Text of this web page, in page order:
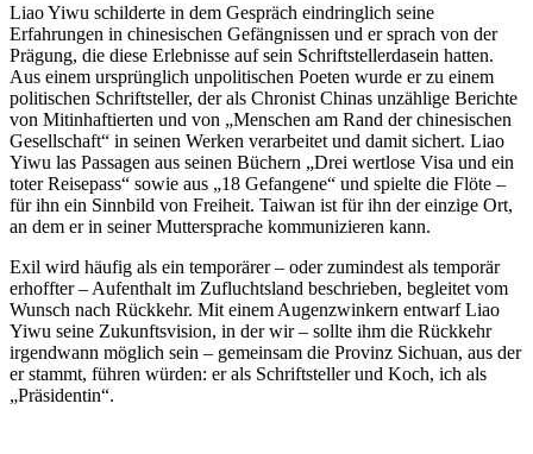
Liao Yiwu schilderte in dem Gespräch eindringlich seine
Erfahrungen in chinesischen Gefängnissen und er sprach von der
Prägung, die diese Erlebnisse auf sein Schriftstellerdasein hatten.
Aus einem ursprünglich unpolitischen Poeten wurde er zu einem
politischen Schriftsteller, der als Chronist Chinas unzählige Berichte
von Mitinhaftierten und von „Menschen am Rand der chinesischen
Gesellschaft“ in seinen Werken verarbeitet und damit sichert. Liao
Yiwu las Passagen aus seinen Büchern „Drei wertlose Visa und ein
toter Reisepass“ sowie aus „18 Gefangene“ und spielte die Flöte –
für ihn ein Sinnbild von Freiheit. Taiwan ist für ihn der einzige Ort,
an dem er in seiner Muttersprache kommunizieren kann.
Exil wird häufig als ein temporärer – oder zumindest als temporär
erhoffter – Aufenthalt im Zufluchtsland beschrieben, begleitet vom
Wunsch nach Rückkehr. Mit einem Augenzwinkern entwarf Liao
Yiwu seine Zukunftsvision, in der wir – sollte ihm die Rückkehr
irgendwann möglich sein – gemeinsam die Provinz Sichuan, aus der
er stammt, führen würden: er als Schriftsteller und Koch, ich als
„Präsidentin“.